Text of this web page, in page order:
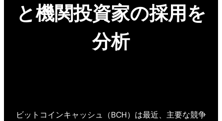
と機関投資家の採用を
分析
ビットコインキャッシュ（BCH）は最近、主要な競争